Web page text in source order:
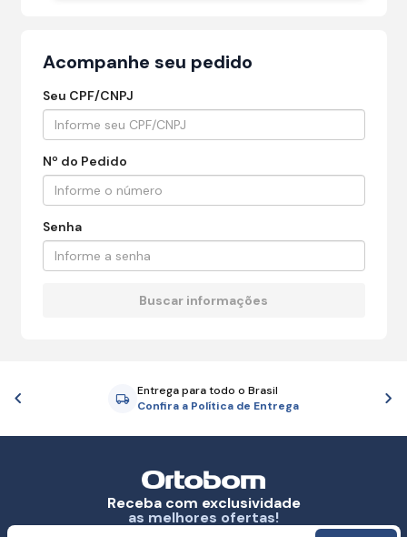
Acompanhe seu pedido
Seu CPF/CNPJ
Nº do Pedido
Senha
Entrega para todo o Brasil
Confira a Política de Entrega
Anterior
Receba com exclusividade
as melhores ofertas!